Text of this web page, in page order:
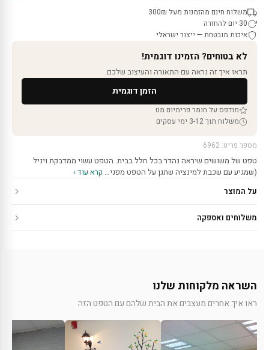
משלוח חינם מהזמנות מעל 300₪
30 יום להחזרה
איכות מובטחת — ייצור ישראלי
לא בטוחים? הזמינו דוגמית!
תראו איך זה נראה עם התאורה והעיצוב שלכם.
הזמן דוגמית
מודפס על חומר פרימיום מט
משלוח תוך 3-12 ימי עסקים
מספר פריט: 6962
טפט של משושים שיראה נהדר בכל חלל בבית. הטפט עשוי ממדבקת ויניל
(שמגיע עם שכבת למינציה שתגן על הטפט מפני… קרא עוד ›
על המוצר
משלוחים ואספקה
השראה מלקוחות שלנו
ראו איך אחרים מעצבים את הבית שלהם עם הטפט הזה